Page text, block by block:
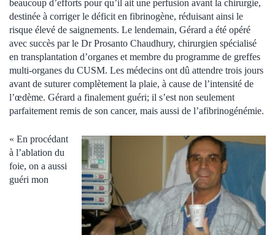
beaucoup d’efforts pour qu’il ait une perfusion avant la chirurgie,
destinée à corriger le déficit en fibrinogène, réduisant ainsi le
risque élevé de saignements. Le lendemain, Gérard a été opéré
avec succès par le Dr Prosanto Chaudhury, chirurgien spécialisé
en transplantation d’organes et membre du programme de greffes
multi-organes du CUSM. Les médecins ont dû attendre trois jours
avant de suturer complètement la plaie, à cause de l’intensité de
l’œdème. Gérard a finalement guéri; il s’est non seulement
parfaitement remis de son cancer, mais aussi de l’afibrinogénémie.
« En procédant
à l’ablation du
foie, on a aussi
guéri mon